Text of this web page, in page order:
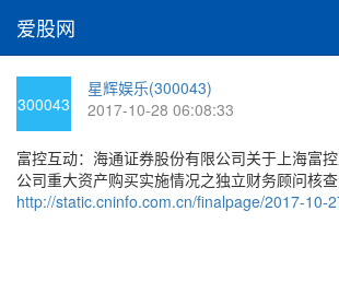
爱股网
300043
星辉娱乐(300043)
2017-10-28 06:08:33
富控互动：海通证券股份有限公司关于上海富
公司重大资产购买实施情况之独立财务顾问核
http://static.cninfo.com.cn/finalpage/2017-10-